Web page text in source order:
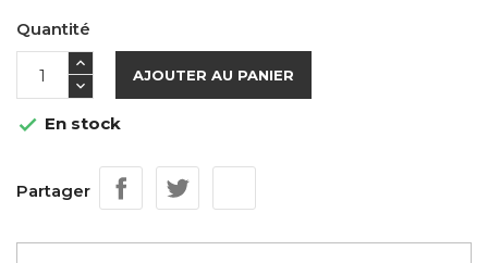
Quantité
AJOUTER AU PANIER
 En stock
Partager